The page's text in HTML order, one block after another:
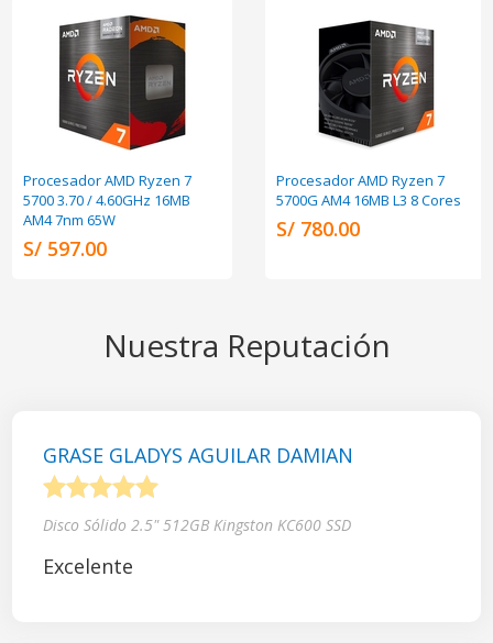
Procesador AMD Ryzen 7
5700 3.70 / 4.60GHz 16MB
AM4 7nm 65W
S/ 597.00
Procesador AMD Ryzen 7
5700G AM4 16MB L3 8 Cores
S/ 780.00
Nuestra Reputación
GRASE GLADYS AGUILAR DAMIAN
Disco Sólido 2.5" 512GB Kingston KC600 SSD
Excelente